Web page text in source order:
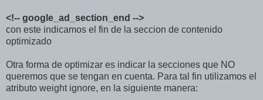
<!-- google_ad_section_end -->
con este indicamos el fin de la seccion de contenido
optimizado
Otra forma de optimizar es indicar la secciones que NO
queremos que se tengan en cuenta. Para tal fin utilizamos el
atributo weight ignore, en la siguiente manera: